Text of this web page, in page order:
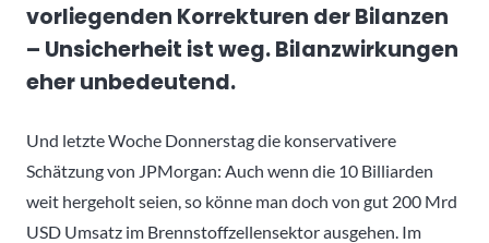
vorliegenden Korrekturen der Bilanzen
– Unsicherheit ist weg. Bilanzwirkungen
eher unbedeutend.
Und letzte Woche Donnerstag die konservativere
Schätzung von JPMorgan: Auch wenn die 10 Billiarden
weit hergeholt seien, so könne man doch von gut 200 Mrd
USD Umsatz im Brennstoffzellensektor ausgehen. Im